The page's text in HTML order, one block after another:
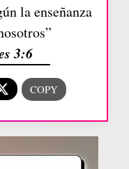
la enseñanza
3:6